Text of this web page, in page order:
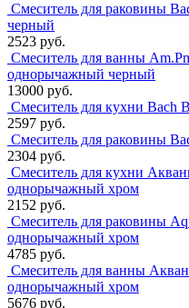
Смеситель для раковины
черный
2523 руб.
Смеситель для ванны
однорычажный черный
13000 руб.
Смеситель для кухни
2597 руб.
Смеситель для раковины
2304 руб.
Смеситель для кухни
однорычажный хром
2152 руб.
Смеситель для раковины
однорычажный хром
4785 руб.
Смеситель для ванны
однорычажный хром
5676 руб.